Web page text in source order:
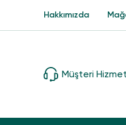
Müşteri
Hakkımızda